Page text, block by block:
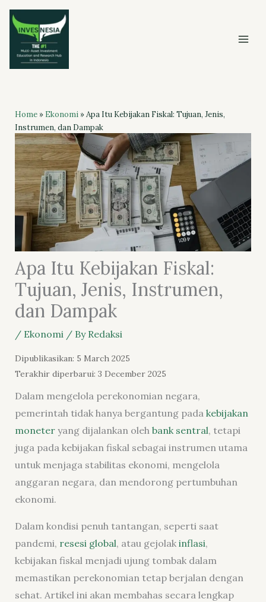
Skip
content
Home» Ekonomi»Apa Itu Kebijakan Fiskal: Tujuan, Jenis,
Instrumen, dan Dampak
Apa Itu Kebijakan Fiskal:
Tujuan, Jenis, Instrumen,
dan Dampak
/ Ekonomi/ By Redaksi
Dipublikasikan: 5 March 2025
Terakhir diperbarui: 3 December 2025
Dalam mengelola perekonomian negara,
pemerintah tidak hanya bergantung pada kebijakan
moneteryang dijalankan oleh bank sentral, tetapi
juga pada kebijakan fiskal sebagai instrumen utama
untuk menjaga stabilitas ekonomi, mengelola
anggaran negara, dan mendorong pertumbuhan
ekonomi.
Dalam kondisi penuh tantangan, seperti saat
pandemi, resesi global, atau gejolak inflasi,
kebijakan fiskal menjadi ujung tombak dalam
memastikan perekonomian tetap berjalan dengan
sehat. Artikel ini akan membahas secara lengkap